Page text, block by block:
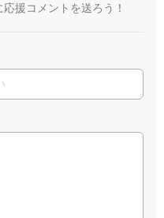
援コメントを送ろう！